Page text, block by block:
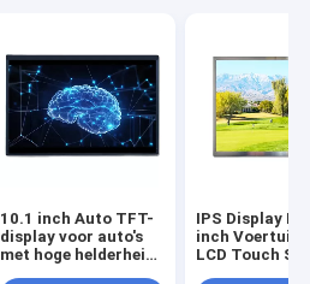
10.1 inch Auto TFT-
display voor auto's
met hoge helderheid
IPS Display
inch Voertuig
LCD Touch